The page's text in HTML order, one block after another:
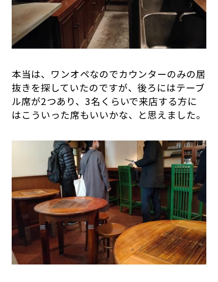
本当は、ワンオペなのでカウンターのみの居
抜きを探していたのですが、後ろにはテーブ
ル席が2つあり、3名くらいで来店する方に
はこういった席もいいかな、と思えました。